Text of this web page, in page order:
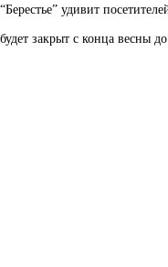
удивит
закрыт с конца весны